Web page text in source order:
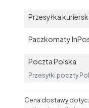
Przesyłka
Paczkomaty
Poczta Polska
Przesyłki poczty
Cena dostawy